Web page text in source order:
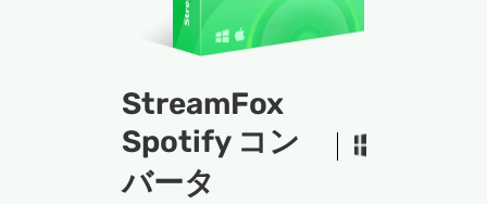
StreamFox
Spotify コン
バータ